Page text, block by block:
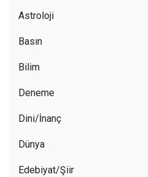
Astroloji
Basın
Bilim
Deneme
Dini/İnanç
Dünya
Edebiyat/Şiir